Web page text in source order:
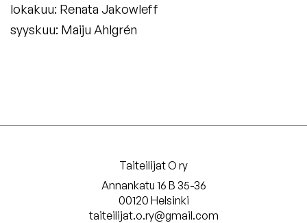
lokakuu: Renata Jakowleff
syyskuu: Maiju Ahlgrén
Taiteilijat O ry
Annankatu 16 B 35-36
00120 Helsinki
taiteilijat.o.ry@gmail.com